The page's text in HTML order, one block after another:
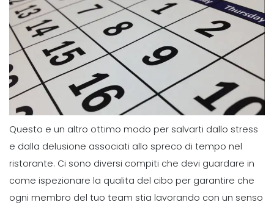
Questo e un altro ottimo modo per salvarti dallo stress
e dalla delusione associati allo spreco di tempo nel
ristorante. Ci sono diversi compiti che devi guardare in
come ispezionare la qualita del cibo per garantire che
ogni membro del tuo team stia lavorando con un senso